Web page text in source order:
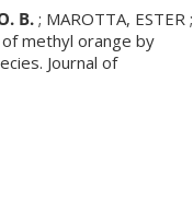
B.; MAROTTA, ESTER ;
of methyl orange by
Journal of